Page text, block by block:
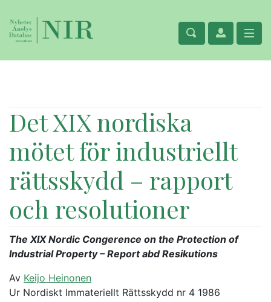
Det XIX nordiska
mötet för industriellt
rättsskydd – rapport
och resolutioner
The XIX Nordic Congerence on the Protection of
Industrial Property – Report abd Resikutions
Av Keijo Heinonen
Ur Nordiskt Immateriellt Rättsskydd nr 4 1986